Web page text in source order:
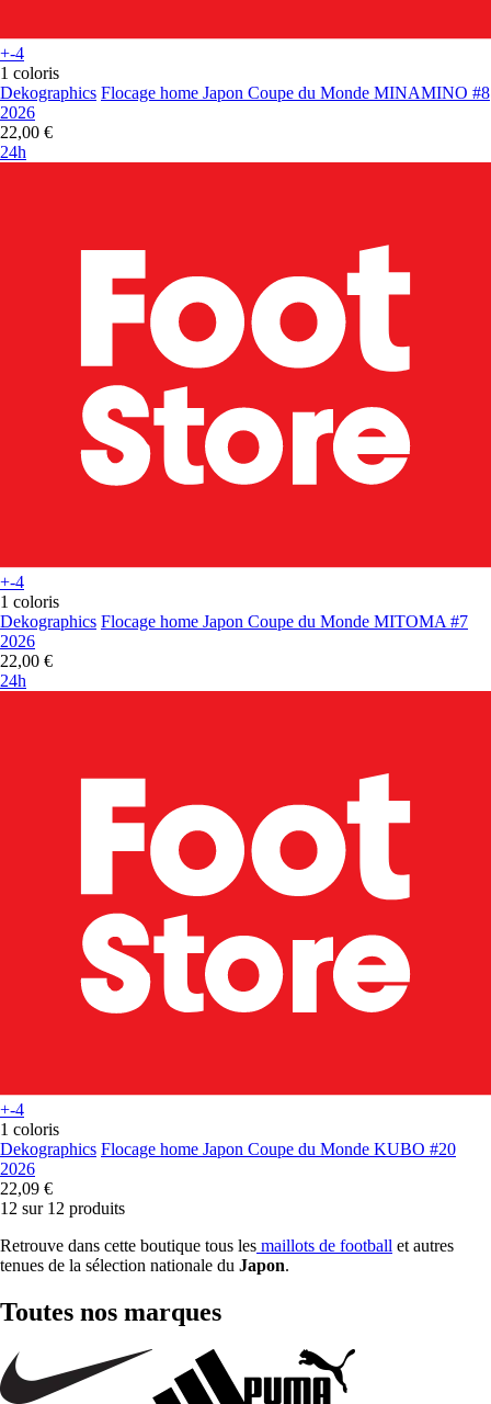
+-4
1 coloris
Dekographics Flocage home Japon Coupe du Monde MINAMINO #8
2026
22,00 €
24h
+-4
1 coloris
Dekographics Flocage home Japon Coupe du Monde MITOMA #7
2026
22,00 €
24h
+-4
1 coloris
Dekographics Flocage home Japon Coupe du Monde KUBO #20
2026
22,09 €
12 sur 12 produits
Retrouve dans cette boutique tous les maillots de football et autres
tenues de la sélection nationale du Japon.
Toutes nos marques